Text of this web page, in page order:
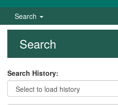
Search
Search
Search History: